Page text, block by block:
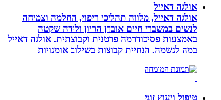
אולגה דאייל
אולגה דאייל, מלווה תהליכי ריפוי, החלמה וצמיחה
לנשים במשברי חיים אובדן הריון ולידה שקטה
באמצעות פסיכודרמה פרטנית וקבוצתית. אולגה דאייל
במה לנשמה. ‏הנחיית קבוצות בשילוב אומנויות‏
טיפול ויעוץ זוגי